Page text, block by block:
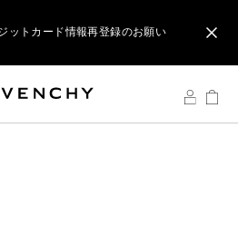
ットカード情報再登録のお願い
入でポーチをプレゼント